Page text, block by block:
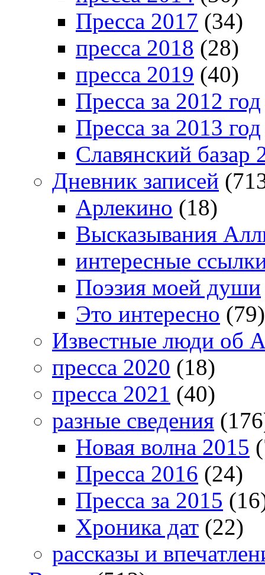
Пресса 2017 (34)
пресса 2018 (28)
пресса 2019 (40)
Пресса за 2012 год
Пресса за 2013 год
Славянский базар
Дневник записей
Арлекино (18)
Высказывания
интересные
Поэзия моей души
Это интересно (79)
Известные люди об
пресса 2020 (18)
пресса 2021 (40)
разные сведения
Новая волна 2015
Пресса 2016 (24)
Пресса за 2015
Хроника дат (22)
рассказы и